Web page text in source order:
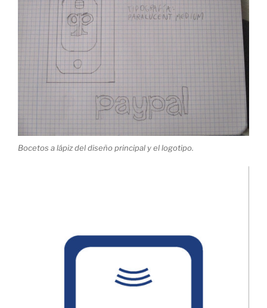
Bocetos a lápiz del diseño principal y el logotipo.